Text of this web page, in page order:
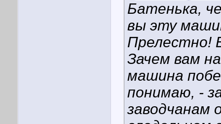
Батенька,
вы эту
Прелестно!
Зачем вам
машина
понимаю, -
заводчанам